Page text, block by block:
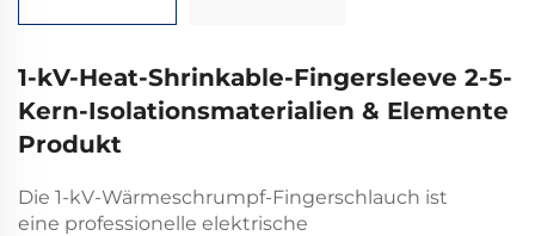
1-kV-Heat-Shrinkable-Fingersleeve 2-5-
Kern-Isolationsmaterialien & Elemente
Produkt
Die 1-kV-Wärmeschrumpf-Fingerschlauch ist
eine professionelle elektrische